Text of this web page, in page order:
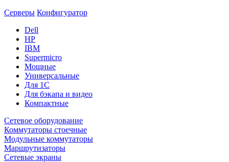
Серверы Конфигуратор
Dell
HP
IBM
Supermicro
Мощные
Универсальные
Для 1С
Для бэкапа и видео
Компактные
Сетевое оборудование
Коммутаторы стоечные
Модульные коммутаторы
Маршрутизаторы
Сетевые экраны